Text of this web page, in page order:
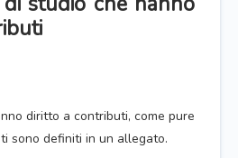
diritto a contributi, come pure
sono definiti in un allegato.